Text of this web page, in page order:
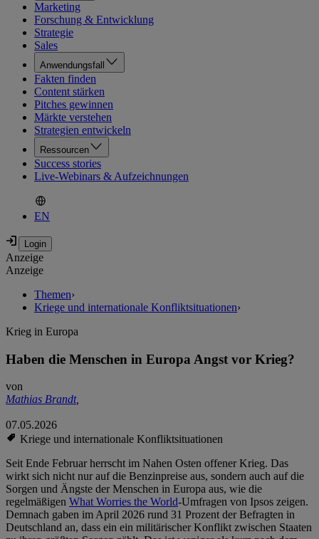
Marketing
Forschung & Entwicklung
Strategie
Sales
Anwendungsfall
Fakten finden
Content stärken
Pitches gewinnen
Märkte verstehen
Strategien entwickeln
Ressourcen
Success stories
Live-Webinars & Aufzeichnungen
EN
Anzeige
Anzeige
Themen›
Kriege und internationale Konfliktsituationen›
Krieg in Europa
Haben die Menschen in Europa Angst vor Krieg?
von
Mathias Brandt,
07.05.2026
Kriege und internationale Konfliktsituationen
Seit Ende Februar herrscht im Nahen Osten offener Krieg. Das
wirkt sich nicht nur auf die Benzinpreise aus, sondern auch auf die
Sorgen und Ängste der Menschen in Europa aus, wie die
regelmäßigen What Worries the World-Umfragen von Ipsos zeigen.
Demnach gaben im April 2026 rund 31 Prozent der Befragten in
Deutschland an, dass ein ein militärischer Konflikt zwischen Staaten